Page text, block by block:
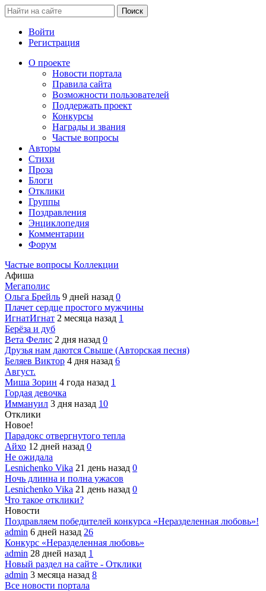
Войти
Регистрация
О проекте
Новости портала
Правила сайта
Возможности пользователей
Поддержать проект
Конкурсы
Награды и звания
Частые вопросы
Авторы
Стихи
Проза
Блоги
Отклики
Группы
Поздравления
Энциклопедия
Комментарии
Форум
Частые вопросы Коллекции
Афиша
Мегаполис
Ольга Брейль 9 дней назад 0
Плачет сердце простого мужчины
ИгнатИгнат 2 месяца назад 1
Берёза и дуб
Вета Фелис 2 дня назад 0
Друзья нам даются Свыше (Авторская песня)
Беляев Виктор 4 дня назад 6
Август.
Миша Зорин 4 года назад 1
Гордая девочка
Иммануил 3 дня назад 10
Отклики
Новое!
Парадокс отвергнутого тепла
Айхо 12 дней назад 0
Не ожидала
Lesnichenko Vika 21 день назад 0
Ночь длинна и полна ужасов
Lesnichenko Vika 21 день назад 0
Что такое отклики?
Новости
Поздравляем победителей конкурса «Неразделенная любовь»!
admin 6 дней назад 26
Конкурс «Неразделенная любовь»
admin 28 дней назад 1
Новый раздел на сайте - Отклики
admin 3 месяца назад 8
Все новости портала